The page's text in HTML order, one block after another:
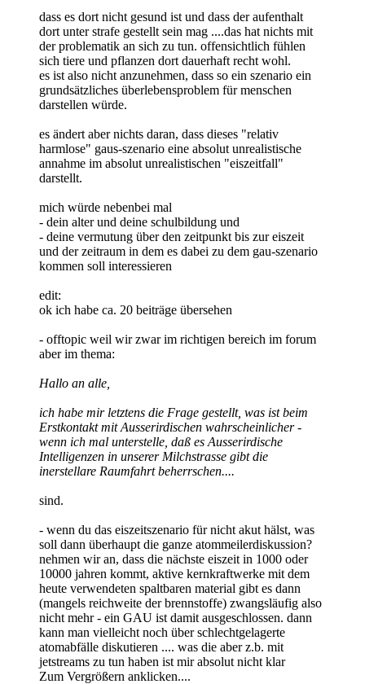
dass es dort nicht gesund ist und dass der aufenthalt
dort unter strafe gestellt sein mag ....das hat nichts mit
der problematik an sich zu tun. offensichtlich fühlen
sich tiere und pflanzen dort dauerhaft recht wohl.
es ist also nicht anzunehmen, dass so ein szenario ein
grundsätzliches überlebensproblem für menschen
darstellen würde.
es ändert aber nichts daran, dass dieses "relativ
harmlose" gaus-szenario eine absolut unrealistische
annahme im absolut unrealistischen "eiszeitfall"
darstellt.
mich würde nebenbei mal
- dein alter und deine schulbildung und
- deine vermutung über den zeitpunkt bis zur eiszeit
und der zeitraum in dem es dabei zu dem gau-szenario
kommen soll interessieren
edit:
ok ich habe ca. 20 beiträge übersehen
- offtopic weil wir zwar im richtigen bereich im forum
aber im thema:
Hallo an alle,
ich habe mir letztens die Frage gestellt, was ist beim
Erstkontakt mit Ausserirdischen wahrscheinlicher -
wenn ich mal unterstelle, daß es Ausserirdische
Intelligenzen in unserer Milchstrasse gibt die
inerstellare Raumfahrt beherrschen....
sind.
- wenn du das eiszeitszenario für nicht akut hälst, was
soll dann überhaupt die ganze atommeilerdiskussion?
nehmen wir an, dass die nächste eiszeit in 1000 oder
10000 jahren kommt, aktive kernkraftwerke mit dem
heute verwendeten spaltbaren material gibt es dann
(mangels reichweite der brennstoffe) zwangsläufig also
nicht mehr - ein GAU ist damit ausgeschlossen. dann
kann man vielleicht noch über schlechtgelagerte
atomabfälle diskutieren .... was die aber z.b. mit
jetstreams zu tun haben ist mir absolut nicht klar
Zum Vergrößern anklicken....